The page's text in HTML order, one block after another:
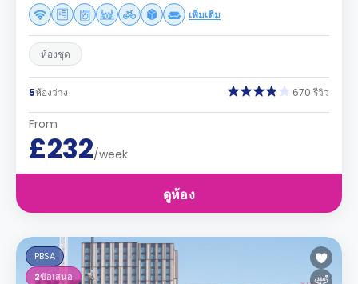
เพิ่มเติม
ห้องชุด
5ห้องว่าง 670 รีวิว
From
£232/week
ดูห้อง
PBSA
2ข้อเสนอ